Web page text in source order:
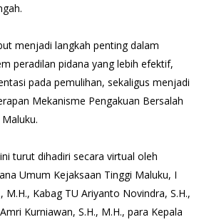
menjadi langkah penting dalam
peradilan pidana yang lebih efektif,
pada pemulihan, sekaligus menjadi
Mekanisme Pengakuan Bersalah
turut dihadiri secara virtual oleh
Umum Kejaksaan Tinggi Maluku, I
M.H., Kabag TU Ariyanto Novindra, S.H.,
Kurniawan, S.H., M.H., para Kepala